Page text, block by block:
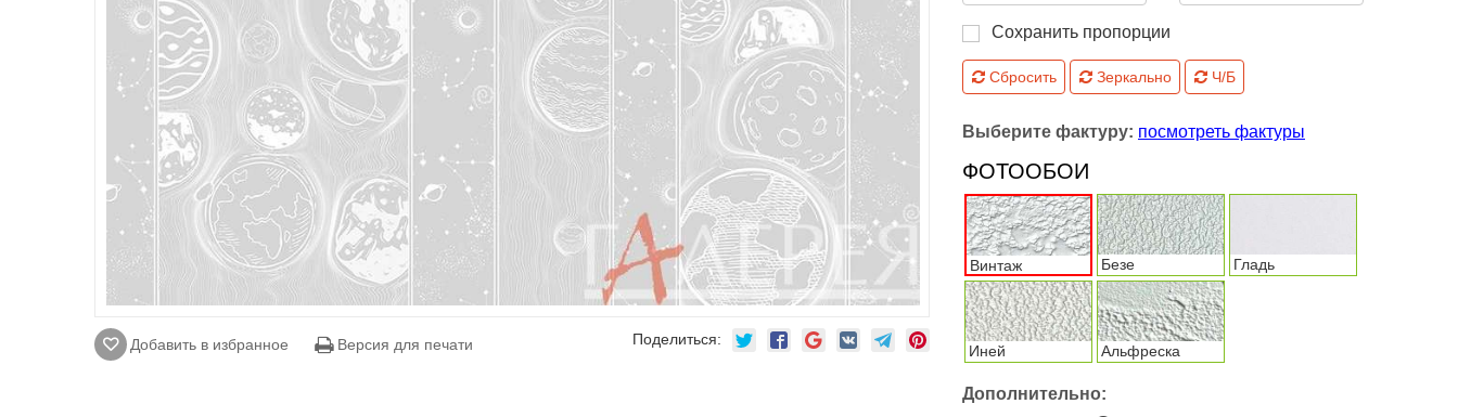
Добавить в избранное Версия для печати Поделиться:
Сохранить пропорции
Сбросить Зеркально Ч/Б
Выберите фактуру: посмотреть фактуры
ФОТООБОИ
Винтаж Безе Гладь
Иней Альфреска
Дополнительно: